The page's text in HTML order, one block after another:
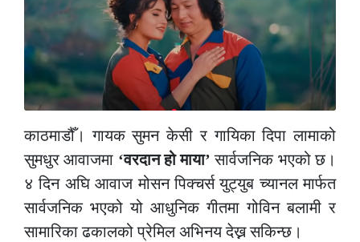
काठमाडौँ। गायक सुमन केसी र गायिका दिपा लामाको
सुमधुर आवाजमा ‘वरदान हो माया’ सार्वजनिक भएको छ।
४ दिन अघि आवाज मोसन पिक्चर्स युट्युब च्यानल मार्फत
सार्वजनिक भएको यो आधुनिक गीतमा गोविन बलामी र
सामारिका ढकालको प्रेमिल अभिनय देख्न सकिन्छ।